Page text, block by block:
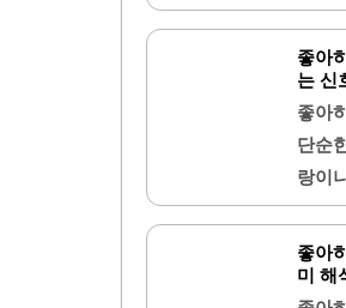
를 반
리적
시험
감에
감당
아하
좋아
는 신
좋아
단순
랑이
한 중
상황
하는
좋아
미 해